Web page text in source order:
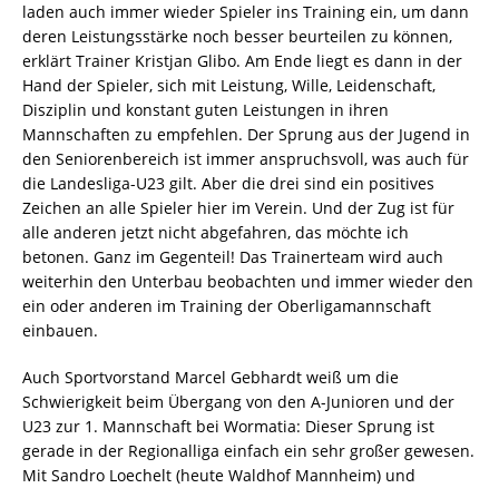
laden auch immer wieder Spieler ins Training ein, um dann
deren Leistungsstärke noch besser beurteilen zu können,
erklärt Trainer Kristjan Glibo. Am Ende liegt es dann in der
Hand der Spieler, sich mit Leistung, Wille, Leidenschaft,
Disziplin und konstant guten Leistungen in ihren
Mannschaften zu empfehlen. Der Sprung aus der Jugend in
den Seniorenbereich ist immer anspruchsvoll, was auch für
die Landesliga-U23 gilt. Aber die drei sind ein positives
Zeichen an alle Spieler hier im Verein. Und der Zug ist für
alle anderen jetzt nicht abgefahren, das möchte ich
betonen. Ganz im Gegenteil! Das Trainerteam wird auch
weiterhin den Unterbau beobachten und immer wieder den
ein oder anderen im Training der Oberligamannschaft
einbauen.
Auch Sportvorstand Marcel Gebhardt weiß um die
Schwierigkeit beim Übergang von den A-Junioren und der
U23 zur 1. Mannschaft bei Wormatia: Dieser Sprung ist
gerade in der Regionalliga einfach ein sehr großer gewesen.
Mit Sandro Loechelt (heute Waldhof Mannheim) und